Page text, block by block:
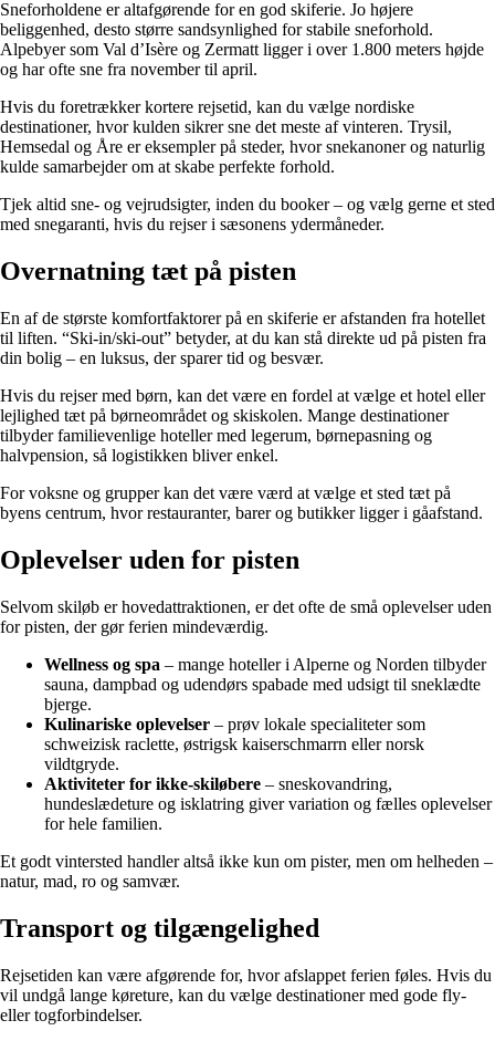
Sneforholdene er altafgørende for en god skiferie. Jo højere
beliggenhed, desto større sandsynlighed for stabile sneforhold.
Alpebyer som Val d’Isère og Zermatt ligger i over 1.800 meters højde
og har ofte sne fra november til april.
Hvis du foretrækker kortere rejsetid, kan du vælge nordiske
destinationer, hvor kulden sikrer sne det meste af vinteren. Trysil,
Hemsedal og Åre er eksempler på steder, hvor snekanoner og naturlig
kulde samarbejder om at skabe perfekte forhold.
Tjek altid sne- og vejrudsigter, inden du booker – og vælg gerne et sted
med snegaranti, hvis du rejser i sæsonens ydermåneder.
Overnatning tæt på pisten
En af de største komfortfaktorer på en skiferie er afstanden fra hotellet
til liften. “Ski-in/ski-out” betyder, at du kan stå direkte ud på pisten fra
din bolig – en luksus, der sparer tid og besvær.
Hvis du rejser med børn, kan det være en fordel at vælge et hotel eller
lejlighed tæt på børneområdet og skiskolen. Mange destinationer
tilbyder familievenlige hoteller med legerum, børnepasning og
halvpension, så logistikken bliver enkel.
For voksne og grupper kan det være værd at vælge et sted tæt på
byens centrum, hvor restauranter, barer og butikker ligger i gåafstand.
Oplevelser uden for pisten
Selvom skiløb er hovedattraktionen, er det ofte de små oplevelser uden
for pisten, der gør ferien mindeværdig.
Wellness og spa – mange hoteller i Alperne og Norden tilbyder
sauna, dampbad og udendørs spabade med udsigt til sneklædte
bjerge.
Kulinariske oplevelser – prøv lokale specialiteter som
schweizisk raclette, østrigsk kaiserschmarrn eller norsk
vildtgryde.
Aktiviteter for ikke-skiløbere – sneskovandring,
hundeslædeture og isklatring giver variation og fælles oplevelser
for hele familien.
Et godt vintersted handler altså ikke kun om pister, men om helheden –
natur, mad, ro og samvær.
Transport og tilgængelighed
Rejsetiden kan være afgørende for, hvor afslappet ferien føles. Hvis du
vil undgå lange køreture, kan du vælge destinationer med gode fly-
eller togforbindelser.